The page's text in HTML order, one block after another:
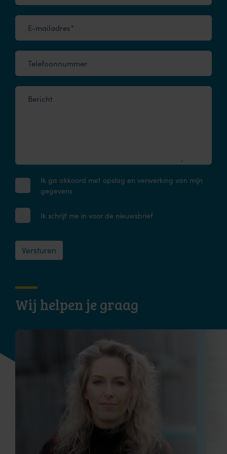
E-mailadres*
Telefoonnummer
Bericht
Ik ga akkoord met opslag en verwerking van mijn
gegevens
Ik schrijf me in voor de nieuwsbrief
Wij helpen je graag